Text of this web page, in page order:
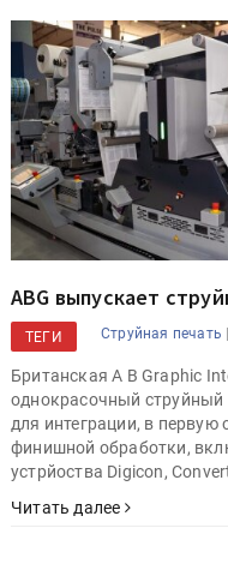
ABG выпускает
ТЕГИ Струйная печать |
Британская A B Graphic
однокрасочный
для интеграции, в первую
финишной обработки,
устрйоства Digicon,
Читать далее